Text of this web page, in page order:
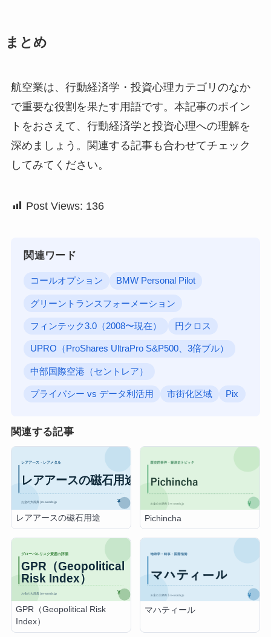
まとめ
航空業は、行動経済学・投資心理カテゴリのなか
で重要な役割を果たす用語です。本記事のポイン
トをおさえて、行動経済学と投資心理への理解を
深めましょう。関連する記事も合わせてチェック
してみてください。
Post Views: 136
関連ワード
コールオプション BMW Personal Pilot
グリーントランスフォーメーション
フィンテック3.0（2008〜現在） 円クロス
UPRO（ProShares UltraPro S&P500、3倍ブル）
中部国際空港（セントレア）
プライバシー vs データ利活用 市街化区域 Pix
関連する記事
レアアースの磁石用途 Pichincha
GPR（Geopolitical Risk
Index）
マハティール